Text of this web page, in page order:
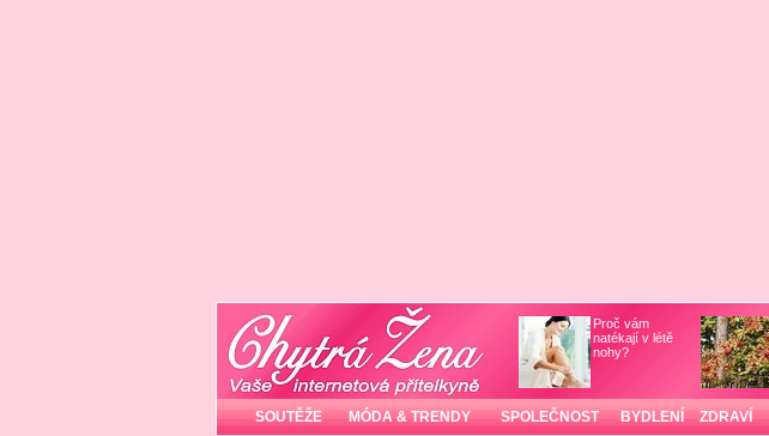
Proč vám
natékají v létě
nohy?
SOUTĚŽE MÓDA & TRENDY SPOLEČNOST BYDLENÍ ZDRAVÍ